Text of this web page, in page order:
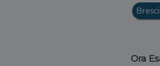
Ora